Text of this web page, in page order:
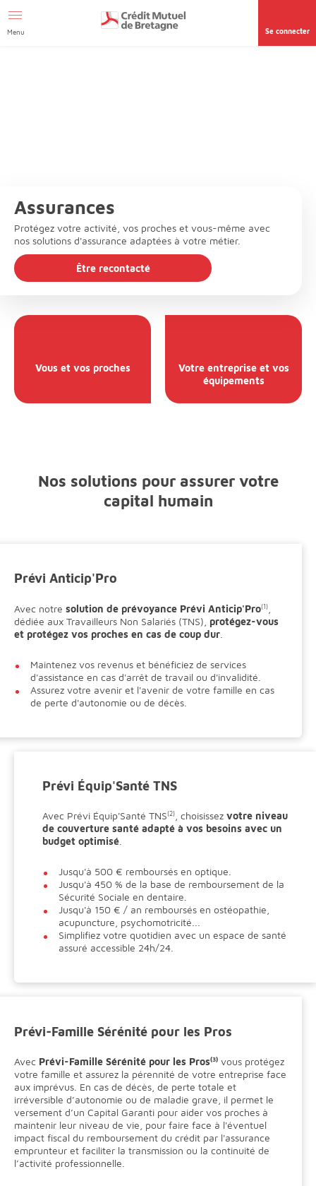
Menu Se connecter
Assurances
Protégez votre activité, vos proches et vous-même avec
nos solutions d'assurance adaptées à votre métier.
Être recontacté
Vous et vos proches
Votre entreprise et vos
équipements
Nos solutions pour assurer votre
capital humain
Prévi Anticip'Pro
Avec notre solution de prévoyance Prévi Anticip'Pro(1)
dédiée aux Travailleurs Non Salariés (TNS), protégez-vous
et protégez vos proches en cas de coup dur
Maintenez vos revenus et bénéficiez de services
d'assistance en cas d'arrêt de travail ou d'invalidité.
Assurez votre avenir et l'avenir de votre famille en cas
de perte d'autonomie ou de décès.
Prévi Équip'Santé TNS
Avec Prévi Équip'Santé TNS(2) , choisissez votre niveau
de couverture santé adapté à vos besoins avec un
budget optimisé
Jusqu'à 500 € remboursés en optique.
Jusqu'à 450 % de la base de remboursement de la
Sécurité Sociale en dentaire.
Jusqu'à 150 € / an remboursés en ostéopathie,
acupuncture, psychomotricité...
Simplifiez votre quotidien avec un espace de santé
assuré accessible 24h/24.
Prévi-Famille Sérénité pour les Pros
Avec Prévi-Famille Sérénité pour les Pros(3) vous protégez
votre famille et assurez la pérennité de votre entreprise face
aux imprévus. En cas de décès, de perte totale et
irréversible d’autonomie ou de maladie grave, il permet le
versement d’un Capital Garanti pour aider vos proches à
maintenir leur niveau de vie, pour faire face à l'éventuel
impact fiscal du remboursement du crédit par l'assurance
emprunteur et faciliter la transmission ou la continuité de
l’activité professionnelle.